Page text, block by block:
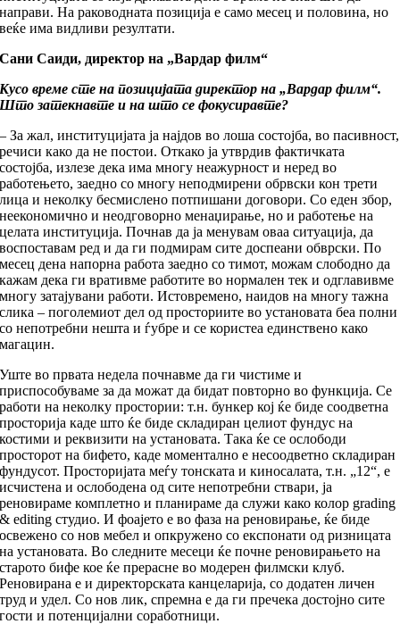
направи. На раководната позиција е само месец и половина, но
веќе има видливи резултати.
Сани Саиди, директор на „Вардар филм“
Кусо време сте на позицијата директор на „Вардар филм“.
Што затекнавте и на што се фокусиравте?
– За жал, институцијата ја најдов во лоша состојба, во пасивност,
речиси како да не постои. Откако ја утврдив фактичката
состојба, излезе дека има многу неажурност и неред во
работењето, заедно со многу неподмирени обрвски кон трети
лица и неколку бесмислено потпишани договори. Со еден збор,
неекономично и неодговорно менаџирање, но и работење на
целата институција. Почнав да ја менувам оваа ситуација, да
воспоставам ред и да ги подмирам сите доспеани обврски. По
месец дена напорна работа заедно со тимот, можам слободно да
кажам дека ги вративме работите во нормален тек и одглавивме
многу затајувани работи. Истовремено, наидов на многу тажна
слика – поголемиот дел од просториите во установата беа полни
со непотребни нешта и ѓубре и се користеа единствено како
магацин.
Уште во првата недела почнавме да ги чистиме и
приспособуваме за да можат да бидат повторно во функција. Се
работи на неколку простории: т.н. бункер кој ќе биде соодветна
просторија каде што ќе биде складиран целиот фундус на
костими и реквизити на установата. Така ќе се ослободи
просторот на бифето, каде моментално е несоодветно складиран
фундусот. Просторијата меѓу тонската и киносалата, т.н. „12“, е
исчистена и ослободена од сите непотребни ствари, ја
реновираме комплетно и планираме да служи како колор grading
& editing студио. И фоајето е во фаза на реновирање, ќе биде
освежено со нов мебел и опкружено со експонати од ризницата
на установата. Во следните месеци ќе почне реновирањето на
старото бифе кое ќе прерасне во модерен филмски клуб.
Реновирана е и директорската канцеларија, со додатен личен
труд и удел. Со нов лик, спремна е да ги пречека достојно сите
гости и потенцијални соработници.